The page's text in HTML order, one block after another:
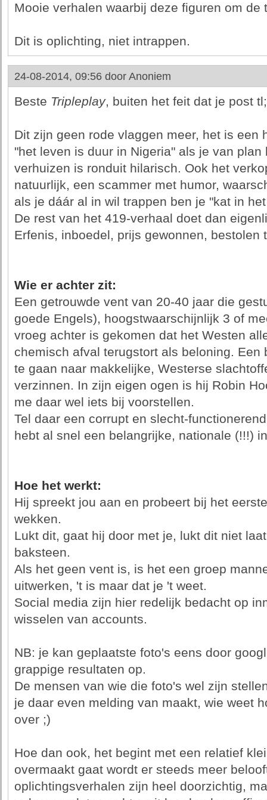
Mooie verhalen waarbij deze figuren om de
Dit is oplichting, niet intrappen.
24-08-2014, 09:56 door Anoniem
Beste Tripleplay, buiten het feit dat je post
Dit zijn geen rode vlaggen meer, het is een
"het leven is duur in Nigeria" als je van
verhuizen is ronduit hilarisch. Ook het
natuurlijk, een scammer met humor,
als je dáár al in wil trappen ben je "kat in
De rest van het 419-verhaal doet dan
Erfenis, inboedel, prijs gewonnen, bestolen
Wie er achter zit:
Een getrouwde vent van 20-40 jaar die
goede Engels), hoogstwaarschijnlijk 3 of
vroeg achter is gekomen dat het Westen
chemisch afval terugstort als beloning. Een
te gaan naar makkelijke, Westerse
verzinnen. In zijn eigen ogen is hij Robin
me daar wel iets bij voorstellen.
Tel daar een corrupt en slecht-
hebt al snel een belangrijke, nationale (!!!)
Hoe het werkt:
Hij spreekt jou aan en probeert bij het
wekken.
Lukt dit, gaat hij door met je, lukt dit niet
baksteen.
Als het geen vent is, is het een groep
uitwerken, 't is maar dat je 't weet.
Social media zijn hier redelijk bedacht op
wisselen van accounts.
NB: je kan geplaatste foto's eens door
grappige resultaten op.
De mensen van wie die foto's wel zijn
je daar even melding van maakt, wie weet
over ;)
Hoe dan ook, het begint met een relatief
overmaakt gaat wordt er steeds meer
oplichtingsverhalen zijn heel doorzichtig,